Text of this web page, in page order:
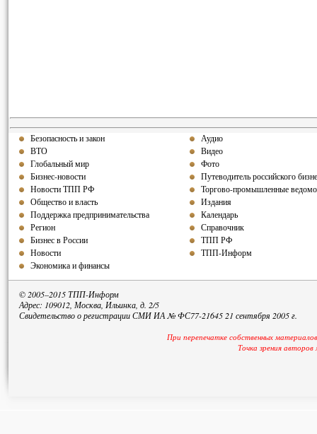
Безопасность и закон
ВТО
Глобальный мир
Бизнес-новости
Новости ТПП РФ
Общество и власть
Поддержка предпринимательства
Регион
Бизнес в России
Новости
Экономика и финансы
Аудио
Видео
Фото
Путеводитель российского
Торгово-промышленные
Издания
Календарь
Справочник
ТПП РФ
ТПП-Информ
© 2005–2015 ТПП-Информ
Адрес: 109012, Москва, Ильинка, д. 2/5
Свидетельство о регистрации СМИ ИА № ФС77-21645 21 сентября 2005 г.
При перепечатке собственных
Точка зрения